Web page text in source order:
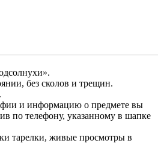
без сколов и трещин.
и информацию о предмете вы
по телефону, указанному в шапке
тарелки, живые просмотры в